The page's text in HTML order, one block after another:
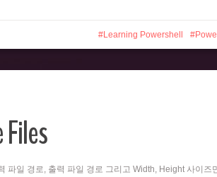
Learning Powershell
일 경로, 출력 파일 경로 그리고 Width, Height 사이즈